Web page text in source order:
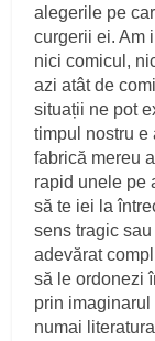
alegerile pe
curgerii ei. Am
nici comicul,
azi atât de
situații ne pot
timpul nostru e
fabrică mereu
rapid unele pe
să te iei la
sens tragic
adevărat
să le ordonezi
prin
numai